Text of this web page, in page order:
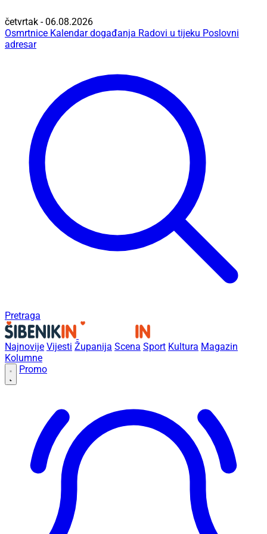
četvrtak - 06.08.2026
Osmrtnice Kalendar događanja Radovi u tijeku Poslovni
adresar
Pretraga
Najnovije Vijesti Županija Scena Sport Kultura Magazin
Kolumne
Promo